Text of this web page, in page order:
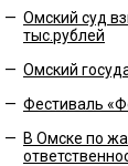
— Омский суд
тыс.рублей
— Омский
— Фестиваль
— В Омске по